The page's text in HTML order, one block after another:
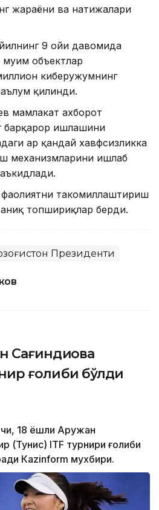
жараёни ва натижалари
9 ойи давомида
объектлар
киберҳужумнинг
қилинди.
мамлакат ахборот
барқарор ишлашини
ҳар қандай хавфсизликка
механизмларини ишлаб
фаолиятни такомиллаштириш
топшириқлар берди.
Президенти
Сағиндиқова
ғолиби бўлди
18 ёшли Аружан
(Тунис) ITF турнири ғолиби
Каzinform мухбири.